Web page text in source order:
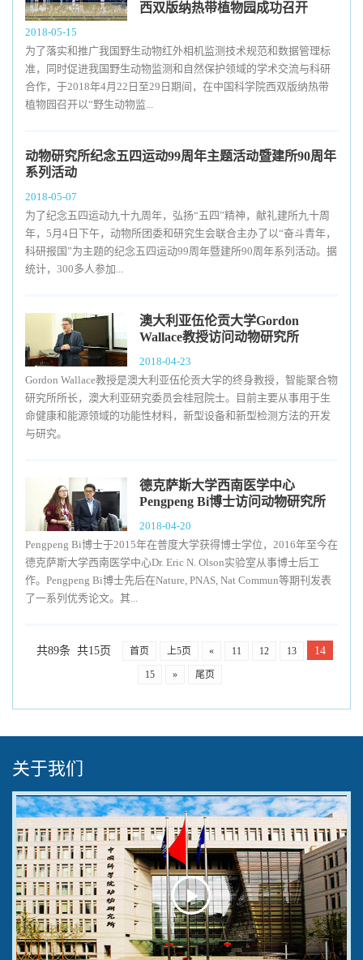
西双版纳热带植物园成功召开
2018-05-15
为了落实和推广我国野生动物红外相机监测技术规范和数据管理标
准，同时促进我国野生动物监测和自然保护领域的学术交流与科研
合作，于2018年4月22日至29日期间，在中国科学院西双版纳热带
植物园召开以“野生动物监...
动物研究所纪念五四运动99周年主题活动暨建所90周年
系列活动
2018-05-07
为了纪念五四运动九十九周年，弘扬“五四”精神，献礼建所九十周
年，5月4日下午，动物所团委和研究生会联合主办了以“奋斗青年，
科研报国”为主题的纪念五四运动99周年暨建所90周年系列活动。据
统计，300多人参加...
澳大利亚伍伦贡大学Gordon
Wallace教授访问动物研究所
2018-04-23
Gordon Wallace教授是澳大利亚伍伦贡大学的终身教授，智能聚合物
研究所所长，澳大利亚研究委员会桂冠院士。目前主要从事用于生
命健康和能源领域的功能性材料，新型设备和新型检测方法的开发
与研究。
德克萨斯大学西南医学中心
Pengpeng Bi博士访问动物研究所
2018-04-20
Pengpeng Bi博士于2015年在普度大学获得博士学位，2016年至今在
德克萨斯大学西南医学中心Dr. Eric N. Olson实验室从事博士后工
作。Pengpeng Bi博士先后在Nature, PNAS, Nat Commun等期刊发表
了一系列优秀论文。其...
共89条 共15页 首页 上5页 « 11 12 13 14
15 » 尾页
关于我们
Play
Video